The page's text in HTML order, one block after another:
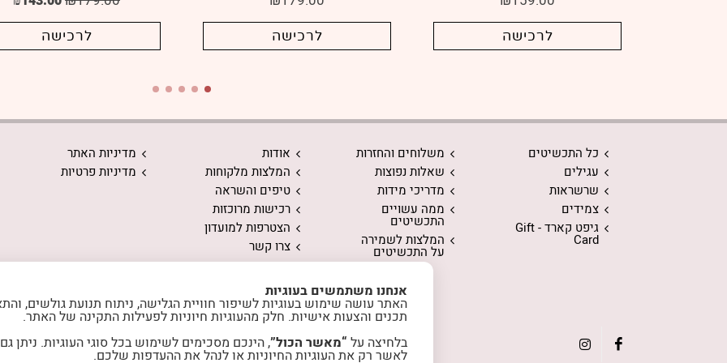
לרכישה לרכישה לרכישה
כל התכשיטים
עגילים
שרשראות
צמידים
גיפט קארד - Gift
Card
משלוחים והחזרות
שאלות נפוצות
מדריכי מידות
ממה עשויים
התכשיטים
המלצות לשמירה
על התכשיטים
אודות
המלצות מלקוחות
טיפים והשראה
רכישות מרוכזות
הצטרפות למועדון
צרו קשר
מדיניות האתר
מדיניות פרטיות
facebook
אנחנו משתמשים בעוגיות
האתר עושה שימוש בעוגיות לשיפור חוויית הגלישה, ניתוח תנועת גולשים,
תכנים והצעות אישיות. חלק מהעוגיות חיוניות לפעילות התקינה של האתר.
בלחיצה על “מאשר הכול”, הינכם מסכימים לשימוש בכל סוגי העוגיות. ניתן
לאשר רק את העוגיות החיוניות או לנהל את ההעדפות שלכם.